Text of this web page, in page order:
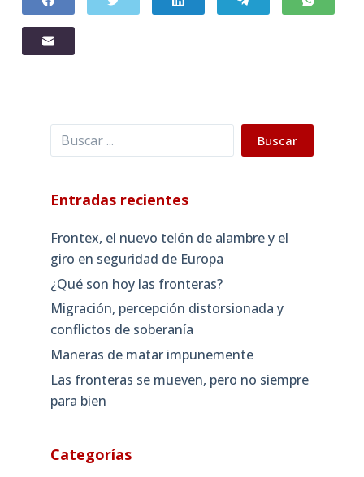
Buscar Buscar
Entradas recientes
Frontex, el nuevo telón de alambre y el
giro en seguridad de Europa
¿Qué son hoy las fronteras?
Migración, percepción distorsionada y
conflictos de soberanía
Maneras de matar impunemente
Las fronteras se mueven, pero no siempre
para bien
Categorías